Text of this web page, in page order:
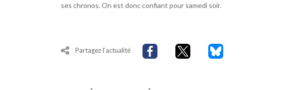
ses chronos. On est donc confiant pour samedi soir.
Partagez l'actualité